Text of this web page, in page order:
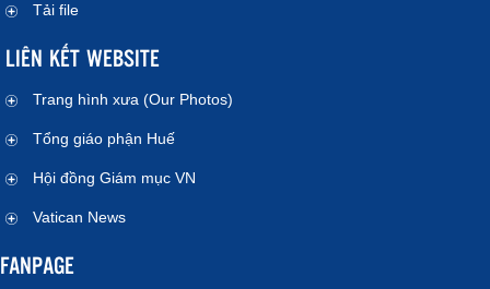
Tải file
LIÊN KẾT WEBSITE
Trang hình xưa (Our Photos)
Tổng giáo phận Huế
Hội đồng Giám mục VN
Vatican News
FANPAGE